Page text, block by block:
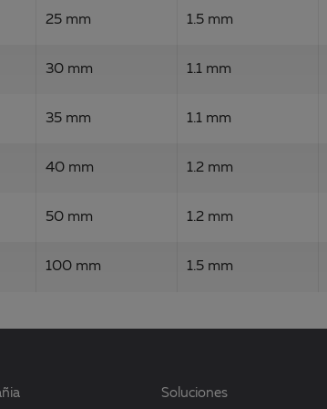
25 mm 1.5 mm
30 mm 1.1 mm
35 mm 1.1 mm
40 mm 1.2 mm
50 mm 1.2 mm
100 mm 1.5 mm
Soluciones